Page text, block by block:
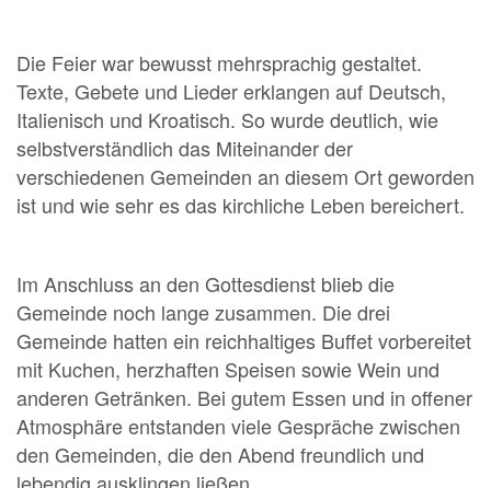
Die Feier war bewusst mehrsprachig gestaltet.
Texte, Gebete und Lieder erklangen auf Deutsch,
Italienisch und Kroatisch. So wurde deutlich, wie
selbstverständlich das Miteinander der
verschiedenen Gemeinden an diesem Ort geworden
ist und wie sehr es das kirchliche Leben bereichert.
Im Anschluss an den Gottesdienst blieb die
Gemeinde noch lange zusammen. Die drei
Gemeinde hatten ein reichhaltiges Buffet vorbereitet
mit Kuchen, herzhaften Speisen sowie Wein und
anderen Getränken. Bei gutem Essen und in offener
Atmosphäre entstanden viele Gespräche zwischen
den Gemeinden, die den Abend freundlich und